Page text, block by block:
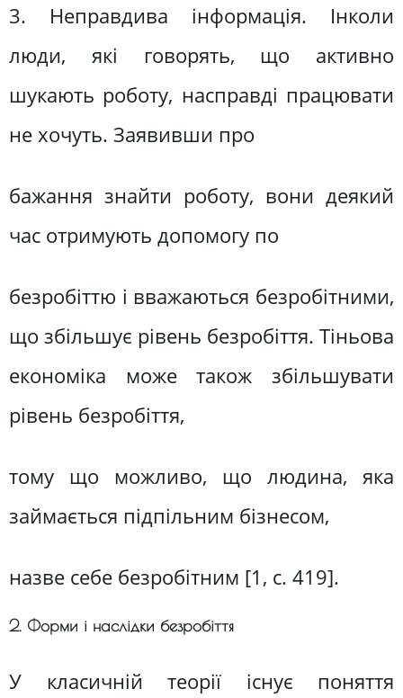
3. Неправдива інформація. Інколи
люди, які говорять, що активно
шукають роботу, насправді працювати
не хочуть. Заявивши про
бажання знайти роботу, вони деякий
час отримують допомогу по
безробіттю і вважаються безробітними,
що збільшує рівень безробіття. Тіньова
економіка може також збільшувати
рівень безробіття,
тому що можливо, що людина, яка
займається підпільним бізнесом,
назве себе безробітним [1, с. 419].
2. Форми і наслідки безробіття
У класичній теорії існує поняття